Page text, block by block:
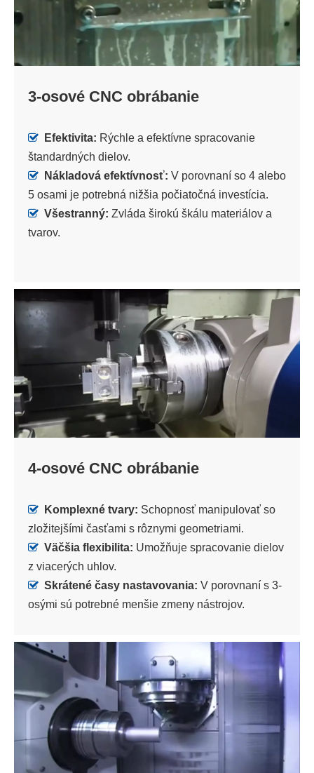
3-osové CNC obrábanie
 Efektivita: Rýchle a efektívne spracovanie
štandardných dielov.
 Nákladová efektívnosť: V porovnaní so 4 alebo
5 osami je potrebná nižšia počiatočná investícia.
 Všestranný: Zvláda širokú škálu materiálov a
tvarov.
4-osové CNC obrábanie
 Komplexné tvary: Schopnosť manipulovať so
zložitejšími časťami s rôznymi geometriami.
 Väčšia flexibilita: Umožňuje spracovanie dielov
z viacerých uhlov.
 Skrátené časy nastavovania: V porovnaní s 3-
osými sú potrebné menšie zmeny nástrojov.